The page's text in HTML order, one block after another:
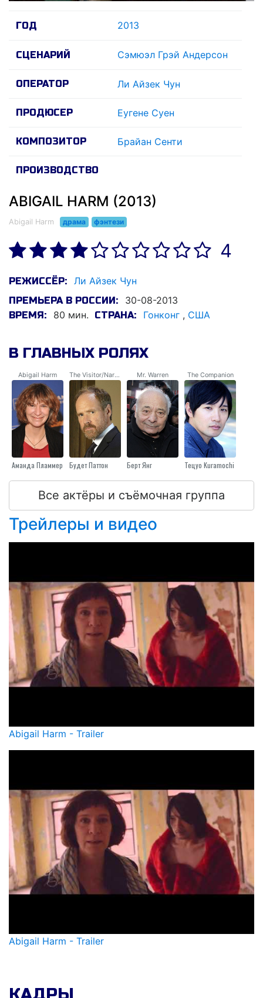
ГОД 2013
СЦЕНАРИЙ Сэмюэл Грэй Андерсон
ОПЕРАТОР Ли Айзек Чун
ПРОДЮСЕР Еугене Суен
КОМПОЗИТОР Брайан Сенти
ПРОИЗВОДСТВО
ABIGAIL HARM (2013)
Abigail Harm драма фэнтези
4
РЕЖИССЁР: Ли Айзек Чун
ПРЕМЬЕРА В РОССИИ: 30-08-2013
ВРЕМЯ: 80 мин. СТРАНА: Гонконг , США
В ГЛАВНЫХ РОЛЯХ
Abigail Harm
Аманда Пламмер
The Visitor/Narrator
Будет Паттон
Mr. Warren
Берт Янг
The Companion
Тецуо Kuramochi
Все актёры и съёмочная группа
Трейлеры и видео
Abigail Harm - Trailer
Abigail Harm - Trailer